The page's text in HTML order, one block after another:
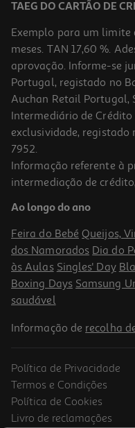
Bolacha Pavesi Sfoglie
23.27 €/Kg
3,49 €
TAEG DO CARTÃO DE
Exemplo para um limite
meses. TAN 17,60 %.
aprovação. Informe-se
Portugal, registado no
Auchan Retail Portugal,
Intermediário de
exclusividade, registado
7952.
Informação referente à
intermediação de crédito,
Ao longo do ano
Feira do Bebé Queijos,
dos Namorados Dia do
às Aulas Singles' Day
Boxing Days Samsung
saudável
Informação de recolha
Política de Privacidade
Termos e Condições
Política de Cookies
Livro de reclamações